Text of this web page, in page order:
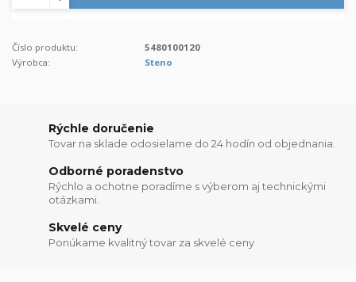
Číslo produktu:
5480100120
Výrobca:
Steno
Rýchle doručenie
Tovar na sklade odosielame do 24 hodín od objednania.
Odborné poradenstvo
Rýchlo a ochotne poradíme s výberom aj technickými
otázkami.
Skvelé ceny
Ponúkame kvalitný tovar za skvelé ceny